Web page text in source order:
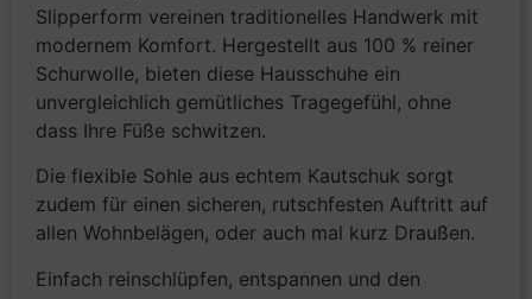
Slipperform vereinen traditionelles Handwerk mit
modernem Komfort. Hergestellt aus 100 % reiner
Schurwolle, bieten diese Hausschuhe ein
unvergleichlich gemütliches Tragegefühl, ohne
dass Ihre Füße schwitzen.
Die flexible Sohle aus echtem Kautschuk sorgt
zudem für einen sicheren, rutschfesten Auftritt auf
allen Wohnbelägen, oder auch mal kurz Draußen.
Einfach reinschlüpfen, entspannen und den